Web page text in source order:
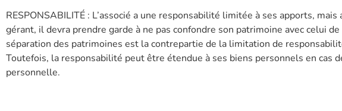
RESPONSABILITÉ : L’associé a une responsabilité limitée à ses apports,
gérant, il devra prendre garde à ne pas confondre son patrimoine avec celui
séparation des patrimoines est la contrepartie de la limitation de
Toutefois, la responsabilité peut être étendue à ses biens personnels en cas
personnelle.